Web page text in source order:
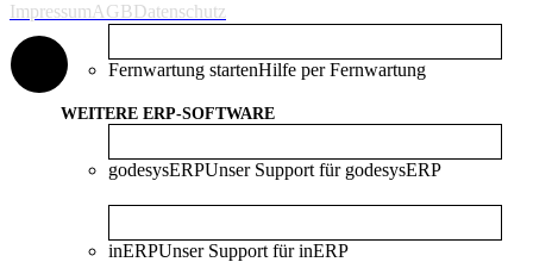
Fernwartung startenHilfe per Fernwartung
WEITERE ERP-SOFTWARE
godesysERPUnser Support für godesysERP
inERPUnser Support für inERP
ImpressumAGBDatenschutz